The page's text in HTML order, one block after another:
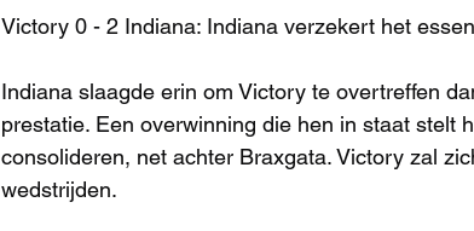
Victory 0 - 2 Indiana: Indiana verzekert het
Indiana slaagde erin om Victory te overtreffen
prestatie. Een overwinning die hen in staat stelt
consolideren, net achter Braxgata. Victory zal
wedstrijden.